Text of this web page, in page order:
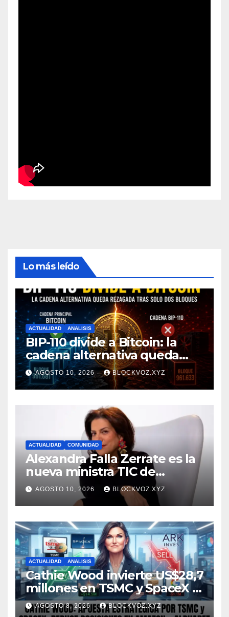
Lo más leído
ACTUALIDAD ANALISIS
BIP-110 divide a Bitcoin: la
cadena alternativa queda
rezagada tras minar solo dos
bloques
AGOSTO 10, 2026 BLOCKVOZ.XYZ
ACTUALIDAD COMUNIDAD
Alexandra Falla Zerrate es la
nueva ministra TIC de
Colombia
AGOSTO 10, 2026 BLOCKVOZ.XYZ
ACTUALIDAD ANALISIS
Cathie Wood invierte US$28,7
millones en TSMC y SpaceX y
reduce posiciones en
Amazon y Alphabet
AGOSTO 8, 2026 BLOCKVOZ.XYZ